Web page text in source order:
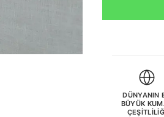
DÜNYANIN
BÜYÜK